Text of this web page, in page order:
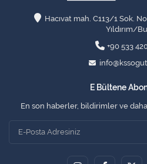
Hacıvat mah. C113/1 Sok.
Yıldırım/
+90 533
E Bültene
En son haberler, bildirimler ve